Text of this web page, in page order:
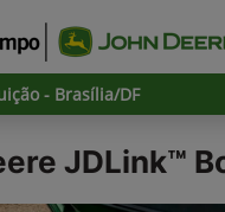
- Brasília/DF
JDLink™